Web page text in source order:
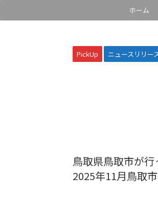
ホーム
PickUp ニュースリリー
鳥取県鳥取市が
2025年11月鳥取